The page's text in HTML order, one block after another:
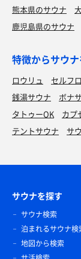
熊本県のサウナ
鹿児島県のサウナ
特徴からサウ
ロウリュ セルフ
銭湯サウナ
ボナ
タトゥーOK
カプ
テントサウナ
サ
サウナを探す
サウナ検索
泊まれるサウナ検
地図から検索